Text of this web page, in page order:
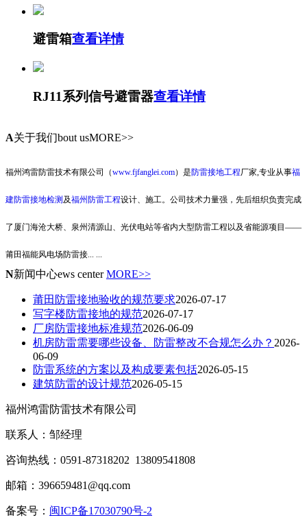
避雷箱查看详情
RJ11系列信号避雷器查看详情
A关于我们bout usMORE>>
福州鸿雷防雷技术有限公司（www.fjfanglei.com）是防雷接地工程厂家,专业从事福
建防雷接地检测及福州防雷工程设计、施工。公司技术力量强，先后组织负责完成
了厦门海沧大桥、泉州清源山、光伏电站等省内大型防雷工程以及省能源项目——
莆田福能风电场防雷接
N新闻中心ews center MORE>>
莆田防雷接地验收的规范要求2026-07-17
写字楼防雷接地的规范2026-07-17
厂房防雷接地标准规范2026-06-09
机房防雷需要哪些设备、防雷整改不合规怎么办？ 2026-
06-09
防雷系统的方案以及构成要素包括2026-05-15
建筑防雷的设计规范2026-05-15
福州鸿雷防雷技术有限公司
联系人：邹经理
咨询热线：0591-87318202 13809541808
邮箱：396659481@qq.com
备案号： 闽ICP备17030790号-2